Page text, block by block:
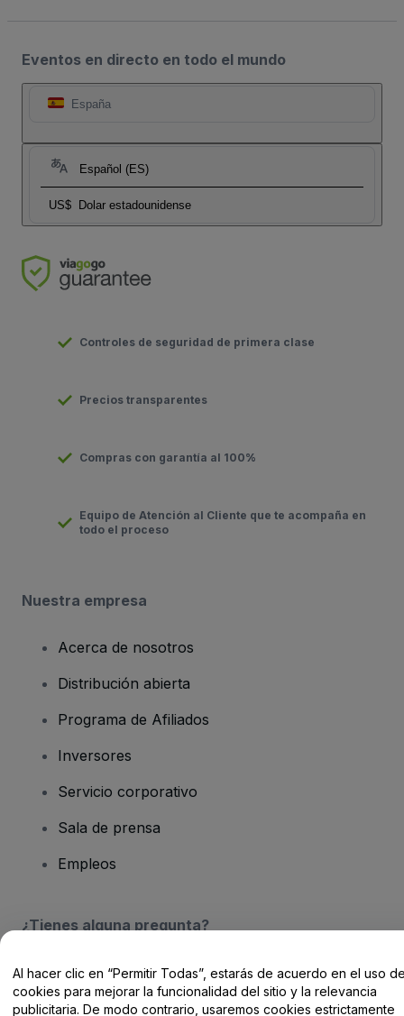
Eventos en directo en todo el mundo
España
Español (ES)
US$ Dolar estadounidense
Controles de seguridad de primera clase
Precios transparentes
Compras con garantía al 100%
Equipo de Atención al Cliente que te acompaña en
todo el proceso
Nuestra empresa
Acerca de nosotros
Distribución abierta
Programa de Afiliados
Inversores
Servicio corporativo
Sala de prensa
Empleos
¿Tienes alguna pregunta?
Centro de Ayuda / Contacto
Al hacer clic en “Permitir Todas”, estarás de acuerdo en el uso
cookies para mejorar la funcionalidad del sitio y la relevancia
publicitaria. De modo contrario, usaremos cookies estrictamente